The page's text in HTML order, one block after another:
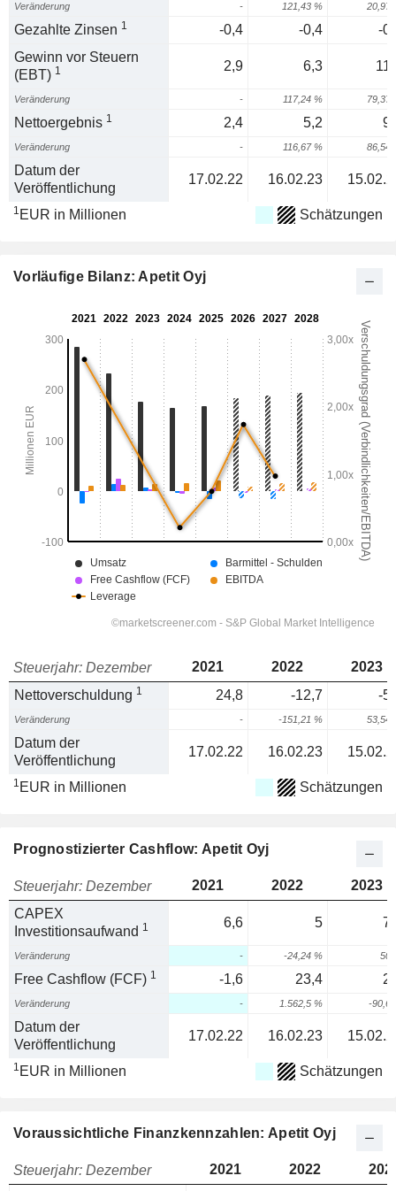
Veränderung - 121,43 % 20,97
Gezahlte Zinsen 1 -0,4 -0,4
-
Gewinn vor Steuern
(EBT) 1 2,9 6,3
Veränderung - 117,24 % 79,37
Nettoergebnis 1 2,4 5,2
Veränderung - 116,67 % 86,54
Datum der
Veröffentlichung
17.02.22 16.02.23
1 EUR in Millionen Schätzungen
Vorläufige Bilanz: Apetit Oyj
Steuerjahr: Dezember 2021 2022
2023
Nettoverschuldung 1 24,8 -12,7 -
Veränderung - -151,21 % 53,54
Datum der
Veröffentlichung
17.02.22 16.02.23
1 EUR in Millionen Schätzungen
Prognostizierter Cashflow: Apetit Oyj
Steuerjahr: Dezember 2021 2022
2023
CAPEX
Investitionsaufwand 1 6,6 5
Veränderung - -24,24 % 50
Free Cashflow (FCF) 1 -1,6 23,4
Veränderung - 1.562,5 % -90,6
Datum der
Veröffentlichung
17.02.22 16.02.23
1 EUR in Millionen Schätzungen
Voraussichtliche Finanzkennzahlen: Apetit Oyj
Steuerjahr: Dezember 2021 2022